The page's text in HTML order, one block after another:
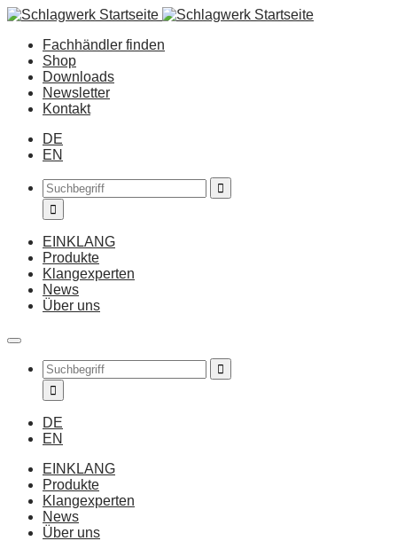
Fachhändler finden
Shop
Downloads
Newsletter
Kontakt
DE
EN
EINKLANG
Produkte
Klangexperten
News
Über uns
DE
EN
EINKLANG
Produkte
Klangexperten
News
Über uns